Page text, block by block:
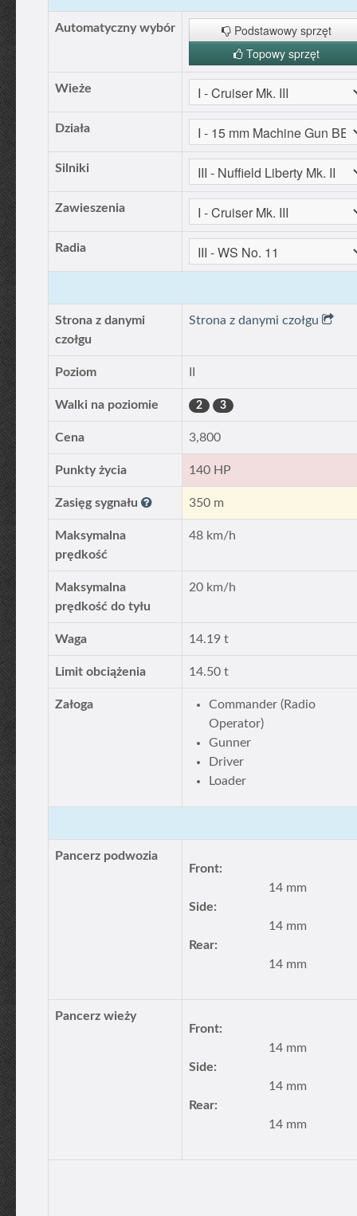
Automatyczny wybór
Podstawowy sprzęt
Topowy sprzęt
Wieże
Działa
Silniki
Zawieszenia
Radia
Strona z danymi
czołgu
Strona z danymi czołgu
Poziom
Walki na poziomie 2 3
Cena 3,800
Punkty życia 140 HP
Zasięg sygnału 350 m
Maksymalna
prędkość
48 km/h
Maksymalna
prędkość do tyłu
20 km/h
Waga 14.19 t
Limit obciążenia 14.50 t
Załoga
Commander (Radio
Operator)
Gunner
Driver
Loader
Pancerz podwozia
Front:
14 mm
Side:
14 mm
Rear:
14 mm
Pancerz wieży
Front:
14 mm
Side:
14 mm
Rear:
14 mm